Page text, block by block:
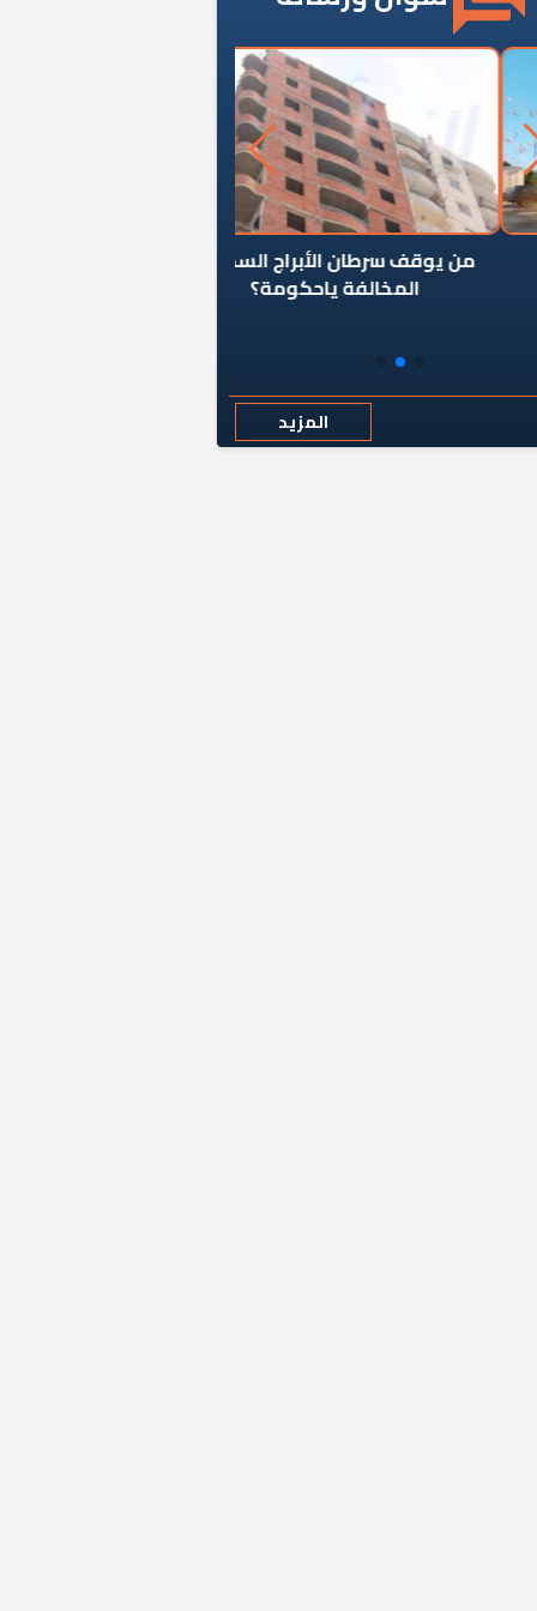
من يوقف سرطان الأبراج السكنية
المخالفة ياحكومة؟
المزيد